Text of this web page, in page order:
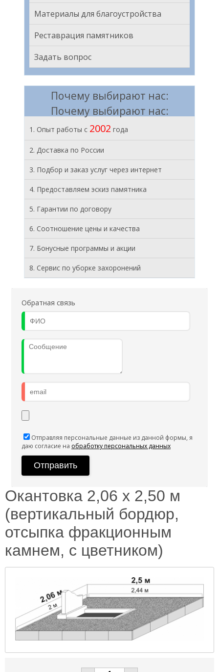
Материалы для благоустройства
Реставрация памятников
Задать вопрос
Почему выбирают нас:
Почему выбирают нас:
1. Опыт работы с 2002 года
2. Доставка по России
3. Подбор и заказ услуг через интернет
4. Предоставляем эскиз памятника
5. Гарантии по договору
6. Соотношение цены и качества
7. Бонусные программы и акции
8. Cервис по уборке захоронений
Обратная связь
Отправляя персональные данные из данной формы, я
даю согласие на обработку персональных данных
Окантовка 2,06 х 2,50 м
(вертикальный бордюр,
отсыпка фракционным
камнем, с цветником)